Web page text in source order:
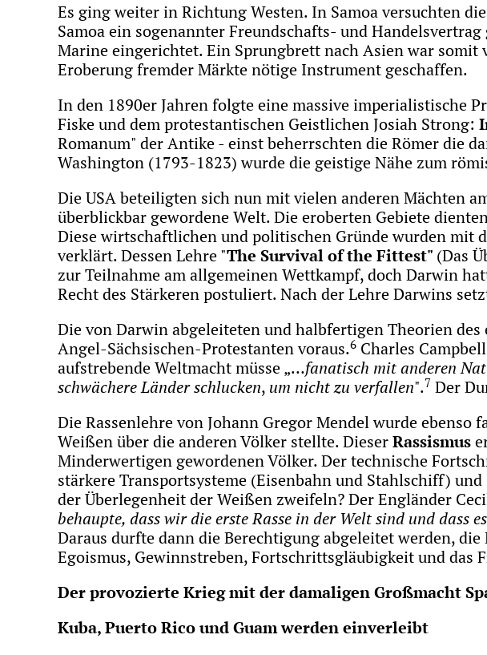
Es ging weiter in Richtung Westen. In Samoa versuchten
Samoa ein sogenannter Freundschafts- und
Marine eingerichtet. Ein Sprungbrett nach Asien war
Eroberung fremder Märkte nötige Instrument geschaffen.
In den 1890er Jahren folgte eine massive imperialistische
Fiske und dem protestantischen Geistlichen Josiah Strong:
Romanum" der Antike - einst beherrschten die Römer die
Washington (1793-1823) wurde die geistige Nähe zum
Die USA beteiligten sich nun mit vielen anderen Mächten
überblickbar gewordene Welt. Die eroberten Gebiete
Diese wirtschaftlichen und politischen Gründe wurden mit
verklärt. Dessen Lehre "The Survival of the Fittest" (Das
zur Teilnahme am allgemeinen Wettkampf, doch Darwin
Recht des Stärkeren postuliert. Nach der Lehre Darwins
Die von Darwin abgeleiteten und halbfertigen Theorien
Angel-Sächsischen-Protestanten voraus.6 Charles
aufstrebende Weltmacht müsse „…fanatisch mit anderen
schwächere Länder schlucken, um nicht zu verfallen".7 Der
Die Rassenlehre von Johann Gregor Mendel wurde
Weißen über die anderen Völker stellte. DieserRassismus
Minderwertigen gewordenen Völker. Der technische
stärkere Transportsysteme (Eisenbahn und Stahlschiff)
der Überlegenheit der Weißen zweifeln? Der Engländer
behaupte, dass wir die erste Rasse in der Welt sind und dass
Daraus durfte dann die Berechtigung abgeleitet werden,
Egoismus, Gewinnstreben, Fortschrittsgläubigkeit und das
Der provozierte Krieg mit der damaligen Großmacht
Kuba, Puerto Rico und Guam werden einverleibt